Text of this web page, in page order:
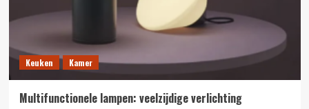
Keuken Kamer
Multifunctionele lampen: veelzijdige verlichting